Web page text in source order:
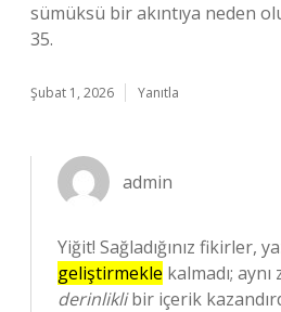
sümüksü bir akıntıya neden
35.
Şubat 1, 2026 Yanıtla
admin
Yiğit! Sağladığınız fikirler,
geliştirmekle kalmadı;
derinliklibir içerik